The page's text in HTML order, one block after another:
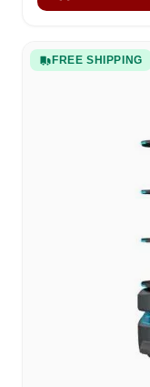
FREE SHIPPING